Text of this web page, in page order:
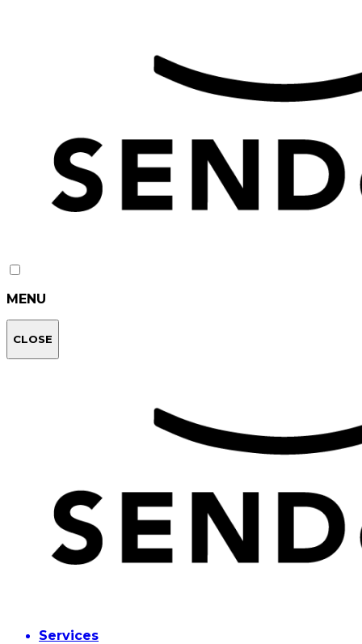
MENU
CLOSE
Services